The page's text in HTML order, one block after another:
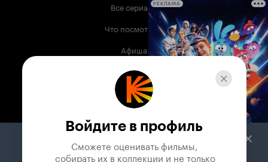
Все сериалы
Что посмотреть
Афиша
Музыка
Телепрограмма
Служба поддержки
РЕКЛАМА
Войдите в профиль
Сможете оценивать фильмы,
собирать их в коллекции и не только